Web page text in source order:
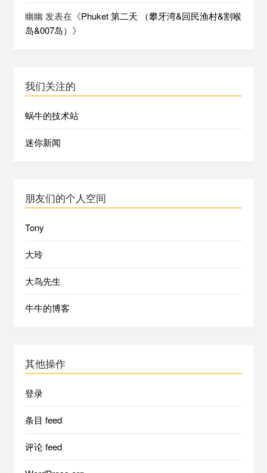
幽幽 发表在《Phuket 第二天 （攀牙湾&回民渔村&割喉
岛&007岛） 》
我们关注的
蜗牛的技术站
迷你新闻
朋友们的个人空间
Tony
大玲
大鸟先生
牛牛的博客
其他操作
登录
条目 feed
评论 feed